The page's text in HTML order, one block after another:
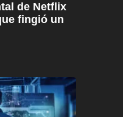
de Netflix
fingió un